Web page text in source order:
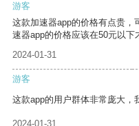
游客
这款加速器app的价格有点贵，
速器app的价格应该在50元以下
2024-01-31
游客
这款app的用户群体非常庞大，
2024-01-31